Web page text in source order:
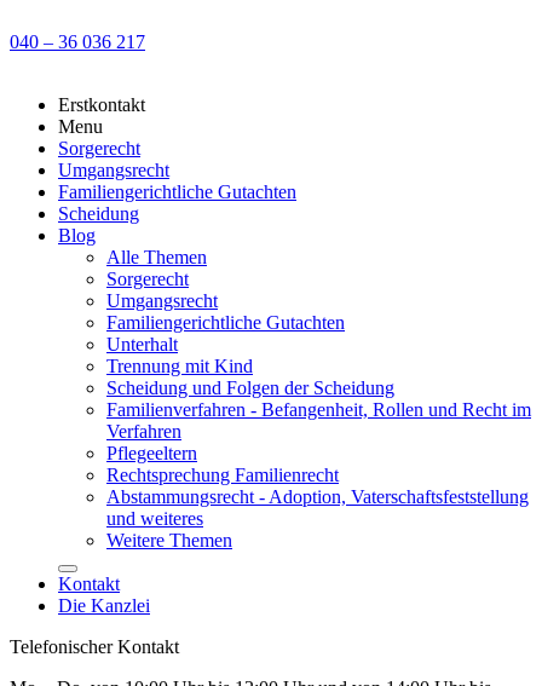
040 – 36 036 217
Erstkontakt
Menu
Sorgerecht
Umgangsrecht
Familiengerichtliche Gutachten
Scheidung
Blog
Alle Themen
Sorgerecht
Umgangsrecht
Familiengerichtliche Gutachten
Unterhalt
Trennung mit Kind
Scheidung und Folgen der Scheidung
Familienverfahren - Befangenheit, Rollen und Recht im
Verfahren
Pflegeeltern
Rechtsprechung Familienrecht
Abstammungsrecht - Adoption, Vaterschaftsfeststellung
und weiteres
Weitere Themen
Kontakt
Die Kanzlei
Telefonischer Kontakt